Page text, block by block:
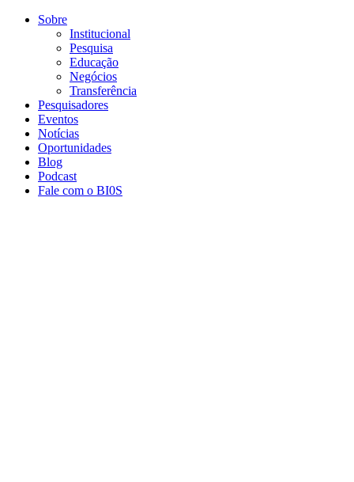
Conteúdo principal
Sobre
Institucional
Pesquisa
Educação
Negócios
Transferência
Pesquisadores
Eventos
Notícias
Oportunidades
Blog
Podcast
Fale com o BI0S